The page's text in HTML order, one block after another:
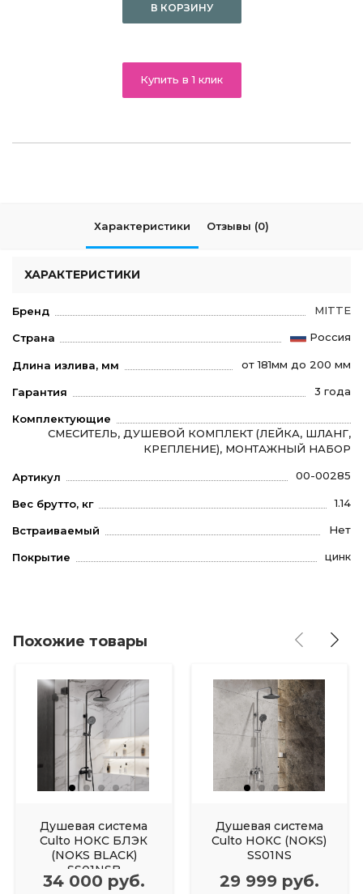
В КОРЗИНУ
Купить в 1 клик
Характеристики Отзывы (0)
ХАРАКТЕРИСТИКИ
Бренд MITTE
Страна Россия
Длина излива, мм от 181мм до 200 мм
Гарантия 3 года
Комплектующие
СМЕСИТЕЛЬ, ДУШЕВОЙ КОМПЛЕКТ (ЛЕЙКА, ШЛАНГ,
КРЕПЛЕНИЕ), МОНТАЖНЫЙ НАБОР
Артикул 00-00285
Вес брутто, кг 1.14
Встраиваемый Нет
Покрытие цинк
Похожие товары
Душевая система
Culto НОКС БЛЭК
(NOKS BLACK)
SS01NSB
34 000 руб.
Душевая система
Culto НОКС (NOKS)
SS01NS
29 999 руб.